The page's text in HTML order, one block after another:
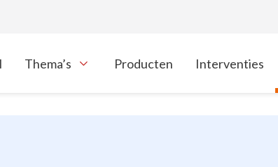
Thema’s
Toon onderliggende navigatie items
Producten Interventies